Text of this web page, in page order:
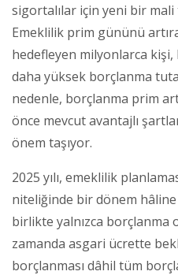
sigortalılar için yeni bir
Emeklilik prim gününü
hedefleyen milyonlarca
daha yüksek borçlanma
nedenle, borçlanma prim
önce mevcut avantajlı
önem taşıyor.
2025 yılı, emeklilik
niteliğinde bir dönem
birlikte yalnızca borçlanma
zamanda asgari ücrette
borçlanması dâhil tüm